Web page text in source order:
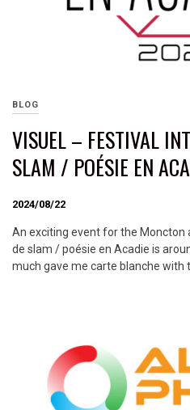
BLOG
VISUEL – FESTIVAL
SLAM / POÉSIE EN
2024/08/22
An exciting event for the Moncton
de slam / poésie en Acadie is
much gave me carte blanche with